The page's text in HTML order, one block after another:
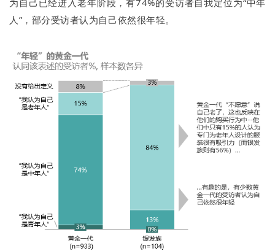
为自己已经进入老年阶段，有74%的受访者自我定位为“中年
人”，部分受访者认为自己依然很年轻。